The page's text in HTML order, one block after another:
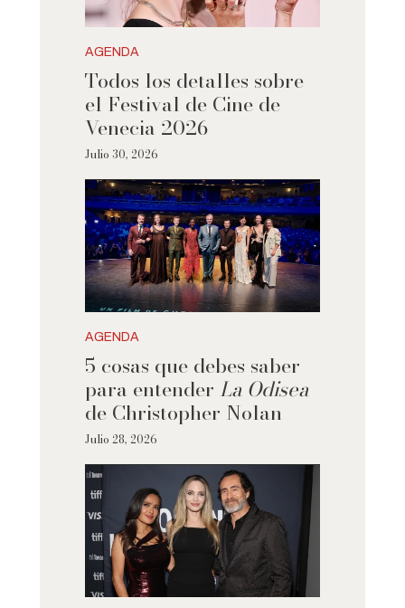
AGENDA
Todos los detalles sobre
el Festival de Cine de
Venecia 2026
Julio 30, 2026
AGENDA
5 cosas que debes saber
para entender La Odisea
de Christopher Nolan
Julio 28, 2026